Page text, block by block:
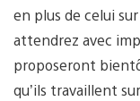
en plus de celui
attendrez avec
proposeront
qu’ils travaillent